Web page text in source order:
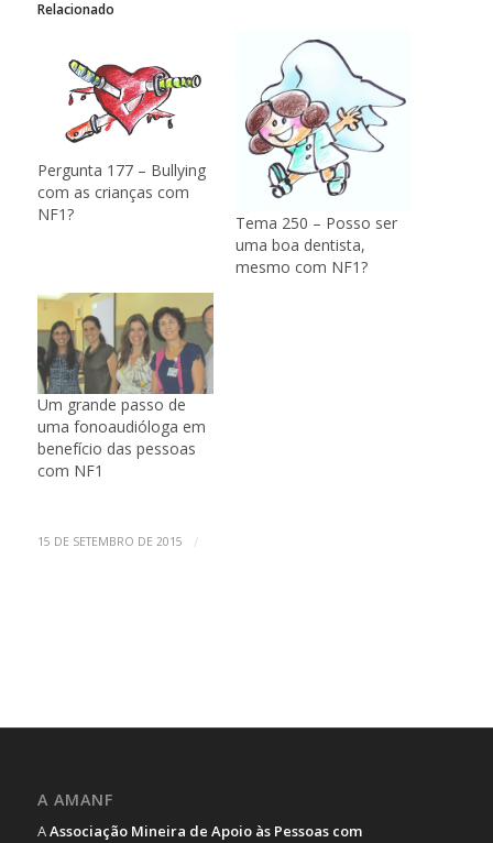
Relacionado
Pergunta 177 – Bullying
com as crianças com
NF1?
Tema 250 – Posso ser
uma boa dentista,
mesmo com NF1?
Um grande passo de
uma fonoaudióloga em
benefício das pessoas
com NF1
15 DE SETEMBRO DE 2015 /
A AMANF
AAssociação Mineira de Apoio às Pessoas com